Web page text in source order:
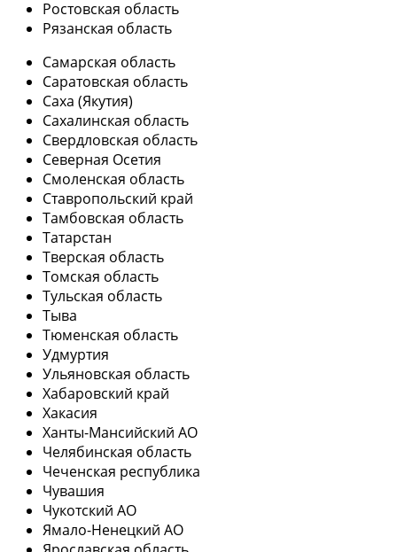
Ростовская область
Рязанская область
Самарская область
Саратовская область
Саха (Якутия)
Сахалинская область
Свердловская область
Северная Осетия
Смоленская область
Ставропольский край
Тамбовская область
Татарстан
Тверская область
Томская область
Тульская область
Тыва
Тюменская область
Удмуртия
Ульяновская область
Хабаровский край
Хакасия
Ханты-Мансийский АО
Челябинская область
Чеченская республика
Чувашия
Чукотский АО
Ямало-Ненецкий АО